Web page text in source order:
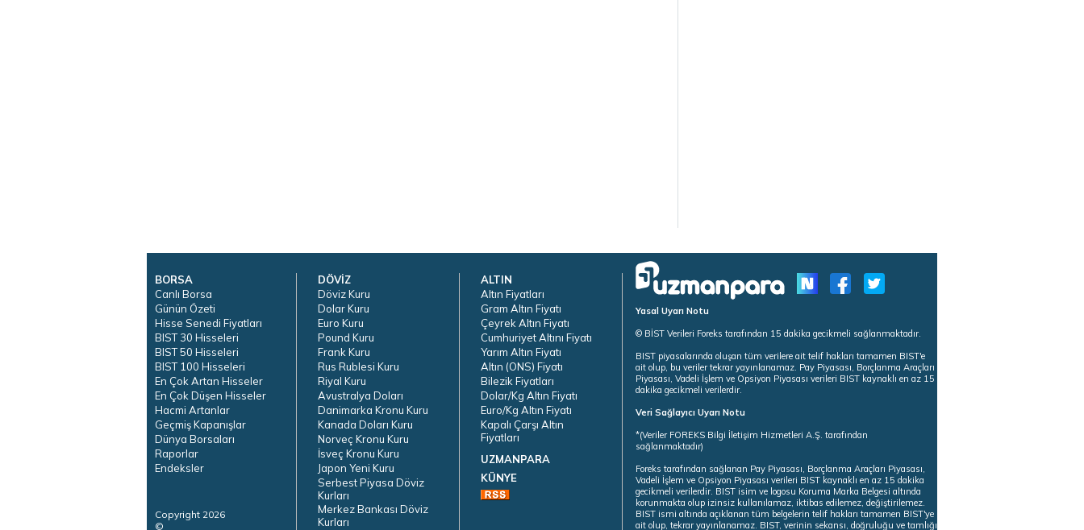
BORSA
Canlı Borsa
Günün Özeti
Hisse Senedi Fiyatları
BIST 30 Hisseleri
BIST 50 Hisseleri
BIST 100 Hisseleri
En Çok Artan Hisseler
En Çok Düşen Hisseler
Hacmi Artanlar
Geçmiş Kapanışlar
Dünya Borsaları
Raporlar
Endeksler
Copyright 2026
©
DÖVİZ
Döviz Kuru
Dolar Kuru
Euro Kuru
Pound Kuru
Frank Kuru
Rus Rublesi Kuru
Riyal Kuru
Avustralya Doları
Danimarka Kronu Kuru
Kanada Doları Kuru
Norveç Kronu Kuru
İsveç Kronu Kuru
Japon Yeni Kuru
Serbest Piyasa Döviz
Kurları
Merkez Bankası Döviz
Kurları
ALTIN
Altın Fiyatları
Gram Altın Fiyatı
Çeyrek Altın Fiyatı
Cumhuriyet Altını Fiyatı
Yarım Altın Fiyatı
Altın (ONS) Fiyatı
Bilezik Fiyatları
Dolar/Kg Altın Fiyatı
Euro/Kg Altın Fiyatı
Kapalı Çarşı Altın
Fiyatları
UZMANPARA
KÜNYE
Yasal Uyarı Notu
© BİST Verileri Foreks tarafından 15 dakika gecikmeli sağlanmaktadır.
BIST piyasalarında oluşan tüm verilere ait telif hakları tamamen BIST'e
ait olup, bu veriler tekrar yayınlanamaz. Pay Piyasası, Borçlanma Araçları
Piyasası, Vadeli İşlem ve Opsiyon Piyasası verileri BIST kaynaklı en az 15
dakika gecikmeli verilerdir.
Veri Sağlayıcı Uyarı Notu
*(Veriler FOREKS Bilgi İletişim Hizmetleri A.Ş. tarafından
sağlanmaktadır)
Foreks tarafından sağlanan Pay Piyasası, Borçlanma Araçları Piyasası,
Vadeli İşlem ve Opsiyon Piyasası verileri BIST kaynaklı en az 15 dakika
gecikmeli verilerdir. BIST isim ve logosu Koruma Marka Belgesi altında
korunmakta olup izinsiz kullanılamaz, iktibas edilemez, değiştirilemez.
BIST ismi altında açıklanan tüm belgelerin telif hakları tamamen BIST'ye
ait olup, tekrar yayınlanamaz. BIST, verinin sekansı, doğruluğu ve tamlığı